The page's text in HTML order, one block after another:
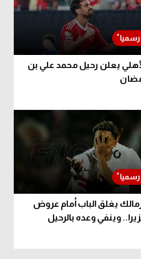
يعلن رحيل محمد علي بن
يغلق الباب أمام عروض
وينفي وعده بالرحيل